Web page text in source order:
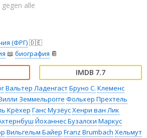
alle
(ФРГ)🇩🇪
📖 биография 📔
7.7
Вальтер ЛаденгастБруно С. Клеменс
Земмельрогге Фолькер Прехтель
Крёхер Ганс МузёусХенри ван Лик
Йоханнес Бузалски Маркус
Вильгельм Байер Franz Brumbach Хельмут